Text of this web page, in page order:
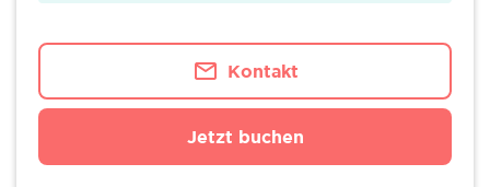
Kontakt
Jetzt buchen